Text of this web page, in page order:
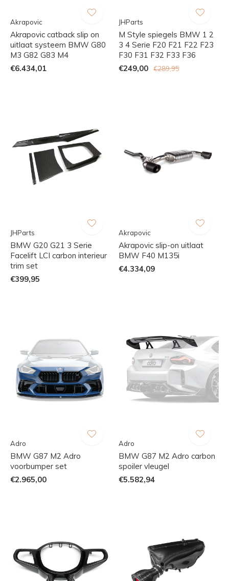
Akrapovic
Akrapovic catback slip on
uitlaat systeem BMW G80
M3 G82 G83 M4
€6.434,01
JHParts
M Style spiegels BMW 1 2
3 4 Serie F20 F21 F22 F23
F30 F31 F32 F33 F36
€249,00
€289,95
JHParts
BMW G20 G21 3 Serie
Facelift LCI carbon interieur
trim set
€399,95
Akrapovic
Akrapovic slip-on uitlaat
BMW F40 M135i
€4.334,09
Adro
BMW G87 M2 Adro
voorbumper set
€2.965,00
Adro
BMW G87 M2 Adro carbon
spoiler vleugel
€5.582,94